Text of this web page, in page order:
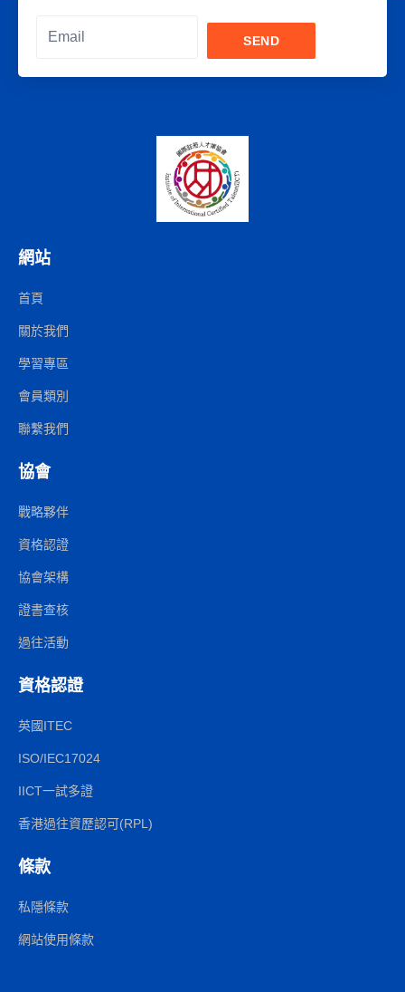
SEND
網站
首頁
關於我們
學習專區
會員類別
聯繫我們
協會
戰略夥伴
資格認證
協會架構
證書查核
過往活動
資格認證
英國ITEC
ISO/IEC17024
IICT一試多證
香港過往資歷認可(RPL)
條款
私隱條款
網站使用條款